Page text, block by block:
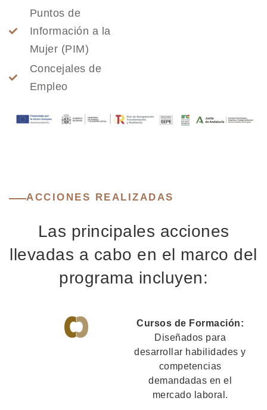
Puntos de
Información a la
Mujer (PIM)
Concejales de
Empleo
ACCIONES REALIZADAS
Las principales acciones
llevadas a cabo en el marco del
programa incluyen:
Cursos de Formación:
Diseñados para
desarrollar habilidades y
competencias
demandadas en el
mercado laboral.